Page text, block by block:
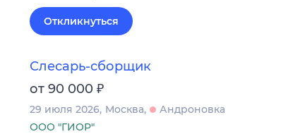
Откликнуться
Слесарь-сборщик
от 90 000 ₽
29 июля 2026 Москва
Андроновка
ООО "ГИОР"